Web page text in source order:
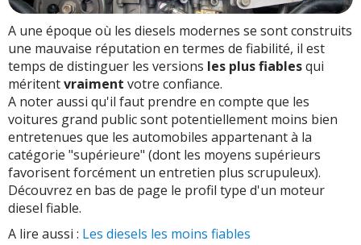
A une époque où les diesels modernes se sont construits
une mauvaise réputation en termes de fiabilité, il est
temps de distinguer les versions les plus fiablesqui
méritentvraiment votre confiance.
A noter aussi qu'il faut prendre en compte que les
voitures grand public sont potentiellement moins bien
entretenues que les automobiles appartenant à la
catégorie "supérieure" (dont les moyens supérieurs
favorisent forcément un entretien plus scrupuleux).
Découvrez en bas de page le profil type d'un moteur
diesel fiable.
A lire aussi : Les diesels les moins fiables